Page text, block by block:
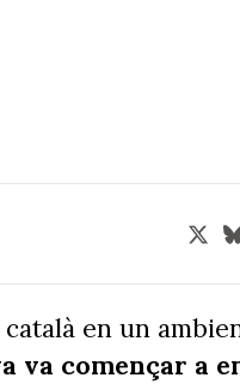
X
en un
va començar a